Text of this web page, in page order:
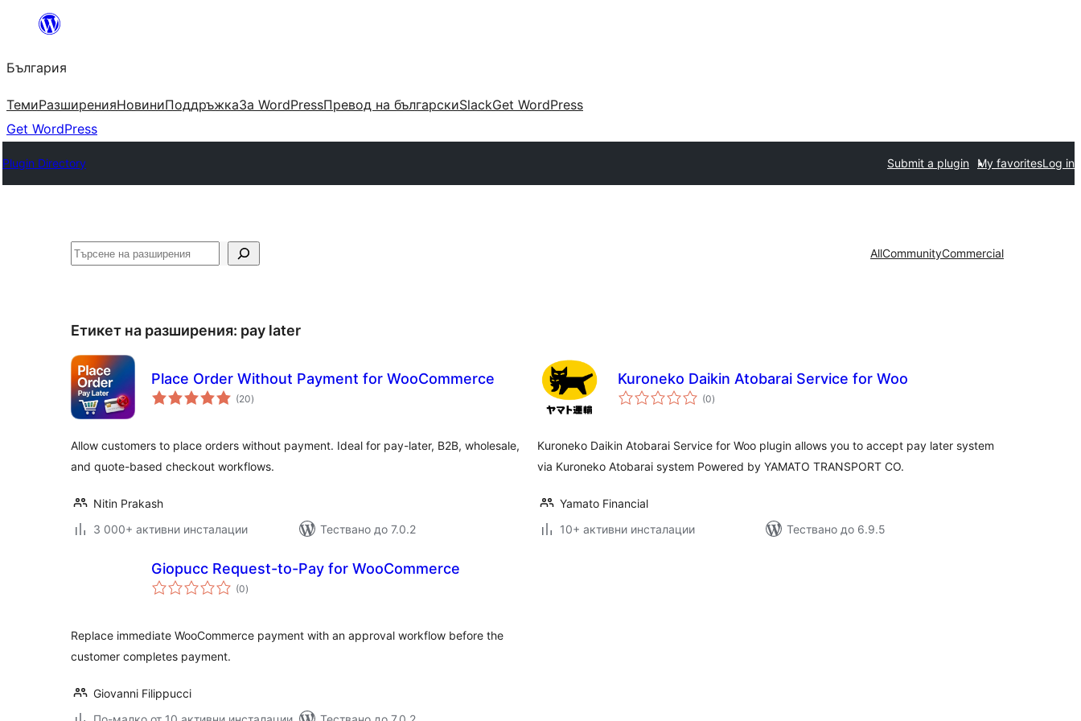
България
ТемиРазширенияНовиниПоддръжкаЗа WordPressПревод на българскиSlackGet WordPress
Get WordPress
Plugin Directory Submit a plugin My favoritesLog in
Търсене AllCommunityCommercial
Етикет на разширения: pay later
Place Order Without Payment for WooCommerce
(20общо
оценки
)
Allow customers to place orders without payment. Ideal for pay-later, B2B, wholesale,
and quote-based checkout workflows.
Nitin Prakash
3 000+ активни инсталации
Тествано до 7.0.2
Kuroneko Daikin Atobarai Service for Woo
(0общо
оценки
)
Kuroneko Daikin Atobarai Service for Woo plugin allows you to accept pay later system
via Kuroneko Atobarai system Powered by YAMATO TRANSPORT CO.
Yamato Financial
10+ активни инсталации
Тествано до 6.9.5
Giopucc Request-to-Pay for WooCommerce
(0общо
оценки
)
Replace immediate WooCommerce payment with an approval workflow before the
customer completes payment.
Giovanni Filippucci